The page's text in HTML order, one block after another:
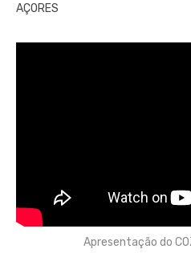
AÇORES
Apresentação do